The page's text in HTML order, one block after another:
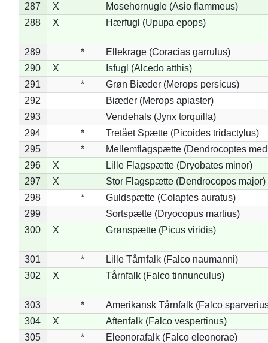
287 X
Mosehornugle (Asio flammeus)
288
X Hærfugl (Upupa epops)
289 *
Ellekrage (Coracias garrulus)
290
X
Isfugl (Alcedo atthis)
291
*
Grøn Biæder (Merops persicus)
292
Biæder (Merops apiaster)
293
Vendehals (Jynx torquilla)
294
*
Tretået Spætte (Picoides tridactylus)
295
*
Mellemflagspætte (Dendrocoptes
296
X
Lille Flagspætte (Dryobates minor)
297
X
Stor Flagspætte (Dendrocopos major)
298
*
Guldspætte (Colaptes auratus)
299
Sortspætte (Dryocopus martius)
300
X Grønspætte (Picus viridis)
301 *
Lille Tårnfalk (Falco naumanni)
302
X Tårnfalk (Falco tinnunculus)
303 *
Amerikansk Tårnfalk (Falco
304
X
Aftenfalk (Falco vespertinus)
305
*
Eleonorafalk (Falco eleonorae)